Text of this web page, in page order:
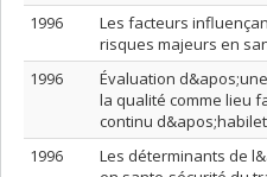
1996
Les facteurs
risques majeurs en
1996
Évaluation
la qualité comme lieu
continu
1996
Les déterminants de